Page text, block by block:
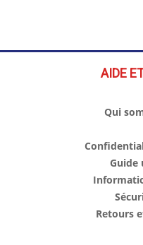
AIDE
Qui
Guide
Retours